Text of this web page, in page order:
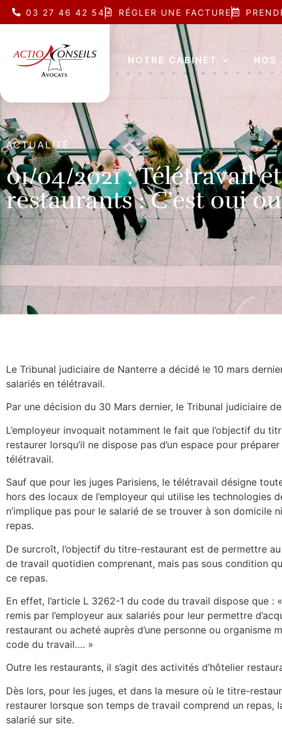
03 27 46 42 54 RÉGLER UNE FACTURE
NOTRE CABINET NOS
ACTUALITÉ
01/04/2021 : Télétravail
restaurants : C’est oui
Le Tribunal judiciaire de Nanterre a décidé le 10 mars
salariés en télétravail.
Par une décision du 30 Mars dernier, le Tribunal judiciaire
L’employeur invoquait notamment le fait que l’objectif du
restaurer lorsqu’il ne dispose pas d’un espace pour
télétravail.
Sauf que pour les juges Parisiens, le télétravail désigne
hors des locaux de l’employeur qui utilise les technologies
n’implique pas pour le salarié de se trouver à son domicile
repas.
De surcroît, l’objectif du titre-restaurant est de permettre
de travail quotidien comprenant, mais pas sous condition
ce repas.
En effet, l’article L 3262-1 du code du travail dispose que
remis par l’employeur aux salariés pour leur permettre
restaurant ou acheté auprès d’une personne ou organisme
code du travail…. »
Outre les restaurants, il s’agit des activités d’hôtelier
Dès lors, pour les juges, et dans la mesure où le titre-
restaurer lorsque son temps de travail comprend un
salarié sur site.